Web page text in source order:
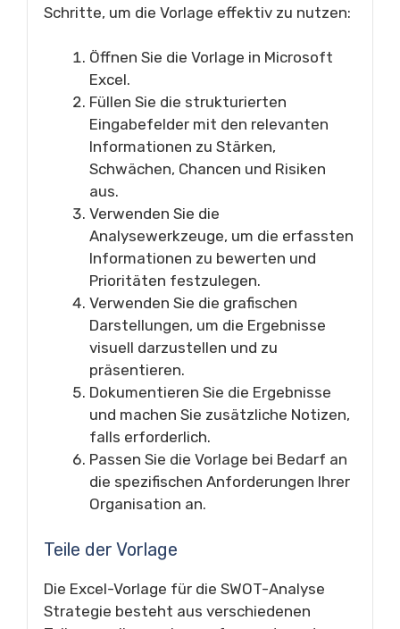
Schritte, um die Vorlage effektiv zu nutzen:
Öffnen Sie die Vorlage in Microsoft
Excel.
Füllen Sie die strukturierten
Eingabefelder mit den relevanten
Informationen zu Stärken,
Schwächen, Chancen und Risiken
aus.
Verwenden Sie die
Analysewerkzeuge, um die erfassten
Informationen zu bewerten und
Prioritäten festzulegen.
Verwenden Sie die grafischen
Darstellungen, um die Ergebnisse
visuell darzustellen und zu
präsentieren.
Dokumentieren Sie die Ergebnisse
und machen Sie zusätzliche Notizen,
falls erforderlich.
Passen Sie die Vorlage bei Bedarf an
die spezifischen Anforderungen Ihrer
Organisation an.
Teile der Vorlage
Die Excel-Vorlage für die SWOT-Analyse
Strategie besteht aus verschiedenen